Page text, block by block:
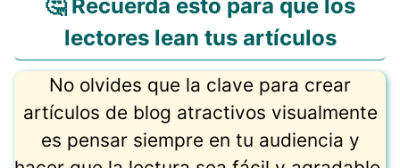
🤔 Recuerda esto para que los
lectores lean tus artículos
No olvides que la clave para crear
artículos de blog atractivos visualmente
es pensar siempre en tu audiencia y